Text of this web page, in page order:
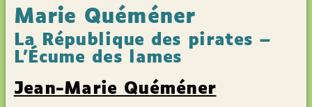
Marie Quéméner
La République des pirates –
L'Écume des lames
Jean-Marie Quéméner